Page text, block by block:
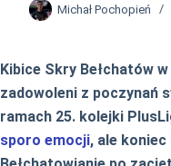
Michał Pochopień
Kibice Skry Bełchatów
zadowoleni z poczynań
ramach 25. kolejki
sporo emocji, ale